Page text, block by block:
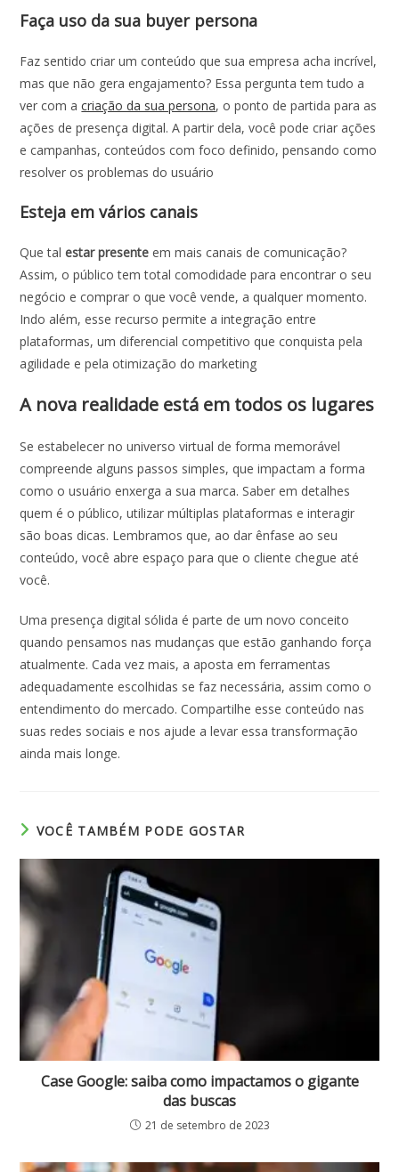
Faça uso da sua buyer persona
Faz sentido criar um conteúdo que sua empresa acha incrível,
mas que não gera engajamento? Essa pergunta tem tudo a
ver com acriação da sua persona, o ponto de partida para as
ações depresença digital. A partir dela, você pode criar ações
e campanhas, conteúdos com foco definido, pensando como
resolver os problemas do usuário
Esteja em vários canais
Que talestar presente em mais canais de comunicação?
Assim, o público tem total comodidade para encontrar o seu
negócio e comprar o que você vende, a qualquer momento.
Indo além, esse recurso permite a integração entre
plataformas, um diferencial competitivo que conquista pela
agilidade e pela otimização do marketing
A nova realidade está em todos os lugares
Se estabelecer no universo virtual de forma memorável
compreende alguns passos simples, que impactam a forma
como o usuário enxerga a sua marca. Saber em detalhes
quem é o público, utilizar múltiplas plataformas e interagir
são boas dicas. Lembramos que, ao dar ênfase ao seu
conteúdo, você abre espaço para que o cliente chegue até
você.
Umapresença digital sólida é parte de um novo conceito
quando pensamos nas mudanças que estão ganhando força
atualmente. Cada vez mais, a aposta em ferramentas
adequadamente escolhidas se faz necessária, assim como o
entendimento do mercado. Compartilhe esse conteúdo nas
suas redes sociais e nos ajude a levar essa transformação
ainda mais longe.
VOCÊ TAMBÉM PODE GOSTAR
Case Google: saiba como impactamos o gigante
das buscas
21 de setembro de 2023